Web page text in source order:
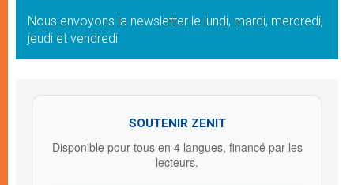
Nous envoyons la newsletter le lundi, mardi, mercredi,
jeudi et vendredi
SOUTENIR ZENIT
Disponible pour tous en 4 langues, financé par les
lecteurs.